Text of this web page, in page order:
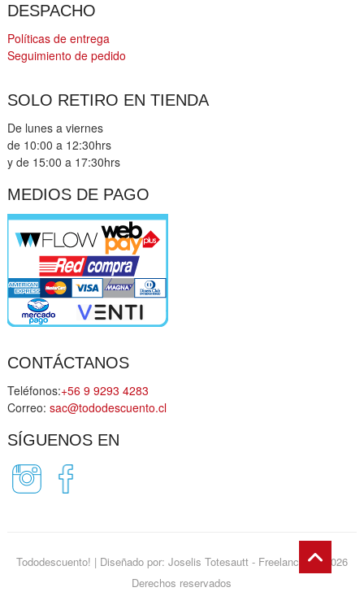
DESPACHO
Políticas de entrega
Seguimiento de pedido
SOLO RETIRO EN TIENDA
De lunes a viernes
de 10:00 a 12:30hrs
y de 15:00 a 17:30hrs
MEDIOS DE PAGO
CONTÁCTANOS
Teléfonos:+56 9 9293 4283
Correo: sac@tododescuento.cl
SÍGUENOS EN
Tododescuento! | Diseñado por: Joselis Totesautt - Freelance
| © 2026
Derechos reservados
Go
to